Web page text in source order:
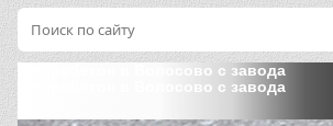
Фибробетон в Волосово с завода
Фибробетон в Волосово с завода